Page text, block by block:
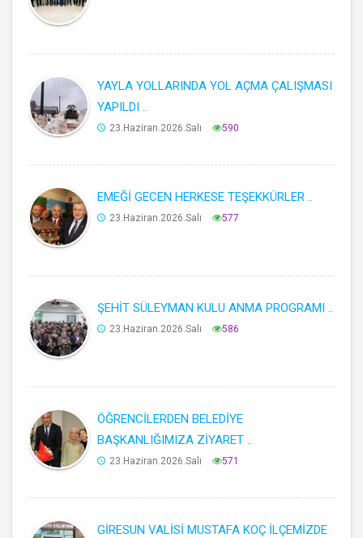
YAYLA YOLLARINDA YOL AÇMA ÇALIŞMASI
YAPILDI ..
23.Haziran.2026.Salı 590
EMEĞİ GECEN HERKESE TEŞEKKÜRLER ..
23.Haziran.2026.Salı 577
ŞEHİT SÜLEYMAN KULU ANMA PROGRAMI ..
23.Haziran.2026.Salı 586
ÖĞRENCİLERDEN BELEDİYE
BAŞKANLIĞIMIZA ZİYARET ..
23.Haziran.2026.Salı 571
GİRESUN VALİSİ MUSTAFA KOÇ İLÇEMİZDE